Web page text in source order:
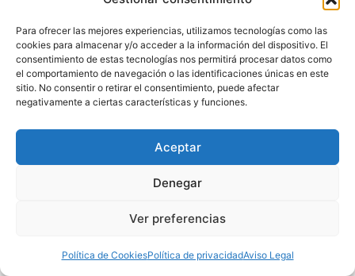
Para ofrecer las mejores experiencias, utilizamos tecnologías como las
cookies para almacenar y/o acceder a la información del dispositivo. El
consentimiento de estas tecnologías nos permitirá procesar datos como
el comportamiento de navegación o las identificaciones únicas en este
sitio. No consentir o retirar el consentimiento, puede afectar
negativamente a ciertas características y funciones.
Aceptar
Denegar
Ver preferencias
Política de CookiesPolítica de privacidadAviso Legal
lamblukas está licenciada comoCC0, Flickr.com
• Palacio de la Moneda en Santiago del autor
Pablo Trincado está licenciada como
Flickr.com
• Santiago de Chile del autor Go to Michelle
Celedon's profile Michelle Celedon
Créditos de la imagen destacada:
• Santiago de Chile del autor Go to Michelle